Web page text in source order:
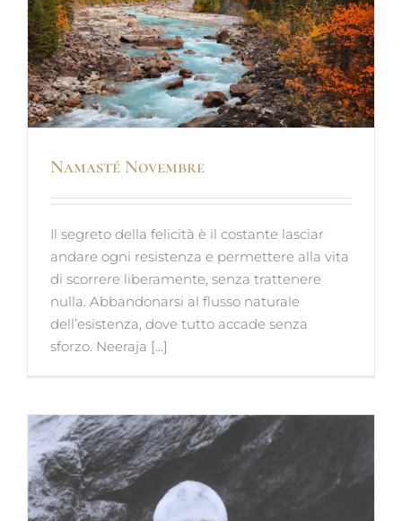
Namasté Novembre
Il segreto della felicità è il costante lasciar
andare ogni resistenza e permettere alla vita
di scorrere liberamente, senza trattenere
nulla. Abbandonarsi al flusso naturale
dell’esistenza, dove tutto accade senza
sforzo. Neeraja [...]